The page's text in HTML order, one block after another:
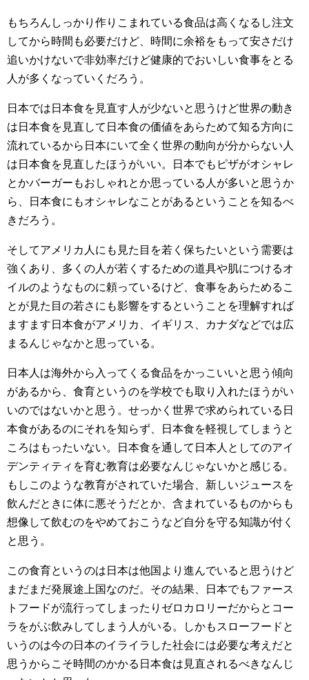
もちろんしっかり作りこまれている食品は高くなるし注文
してから時間も必要だけど、時間に余裕をもって安さだけ
追いかけないで非効率だけど健康的でおいしい食事をとる
人が多くなっていくだろう。
日本では日本食を見直す人が少ないと思うけど世界の動き
は日本食を見直して日本食の価値をあらためて知る方向に
流れているから日本にいて全く世界の動向が分からない人
は日本食を見直したほうがいい。日本でもピザがオシャレ
とかバーガーもおしゃれとか思っている人が多いと思うか
ら、日本食にもオシャレなことがあるということを知るべ
きだろう。
そしてアメリカ人にも見た目を若く保ちたいという需要は
強くあり、多くの人が若くするための道具や肌につけるオ
イルのようなものに頼っているけど、食事をあらためるこ
とが見た目の若さにも影響をするということを理解すれば
ますます日本食がアメリカ、イギリス、カナダなどでは広
まるんじゃなかと思っている。
日本人は海外から入ってくる食品をかっこいいと思う傾向
があるから、食育というのを学校でも取り入れたほうがい
いのではないかと思う。せっかく世界で求められている日
本食があるのにそれを知らず、日本食を軽視してしまうと
ころはもったいない。日本食を通して日本人としてのアイ
デンティティを育む教育は必要なんじゃないかと感じる。
もしこのような教育がされていた場合、新しいジュースを
飲んだときに体に悪そうだとか、含まれているものからも
想像して飲むのをやめておこうなど自分を守る知識が付く
と思う。
この食育というのは日本は他国より進んでいると思うけど
まだまだ発展途上国なのだ。その結果、日本でもファース
トフードが流行ってしまったりゼロカロリーだからとコー
ラをがぶ飲みしてしまう人がいる。しかもスローフードと
いうのは今の日本のイライラした社会には必要な考えだと
思うからこそ時間のかかる日本食は見直されるべきなんじ